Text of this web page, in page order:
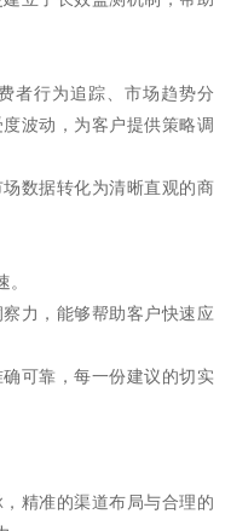
者行为追踪、市场趋势分
波动，为客户提供策略调
数据转化为清晰直观的商
力，能够帮助客户快速应
可靠，每一份建议的切实
精准的渠道布局与合理的